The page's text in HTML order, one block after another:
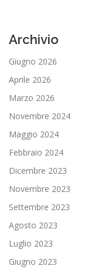
Archivio
Giugno 2026
Aprile 2026
Marzo 2026
Novembre 2024
Maggio 2024
Febbraio 2024
Dicembre 2023
Novembre 2023
Settembre 2023
Agosto 2023
Luglio 2023
Giugno 2023